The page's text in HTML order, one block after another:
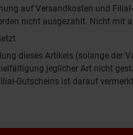
auf Versandkosten und
nicht ausgezahlt. Nicht mit
dieses Artikels (solange
jeglicher Art nicht
Gutscheins ist darauf vermerkt.